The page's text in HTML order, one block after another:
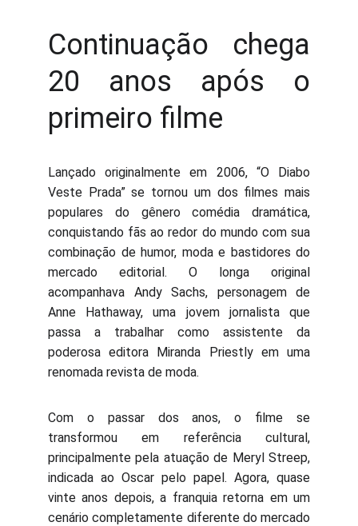
Continuação chega
20 anos após o
primeiro filme
Lançado originalmente em 2006, “O Diabo
Veste Prada” se tornou um dos filmes mais
populares do gênero comédia dramática,
conquistando fãs ao redor do mundo com sua
combinação de humor, moda e bastidores do
mercado editorial. O longa original
acompanhava Andy Sachs, personagem de
Anne Hathaway, uma jovem jornalista que
passa a trabalhar como assistente da
poderosa editora Miranda Priestly em uma
renomada revista de moda.
Com o passar dos anos, o filme se
transformou em referência cultural,
principalmente pela atuação de Meryl Streep,
indicada ao Oscar pelo papel. Agora, quase
vinte anos depois, a franquia retorna em um
cenário completamente diferente do mercado